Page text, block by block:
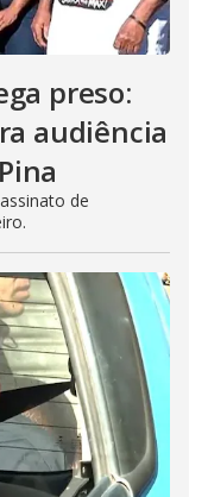
preso:
audiência
de